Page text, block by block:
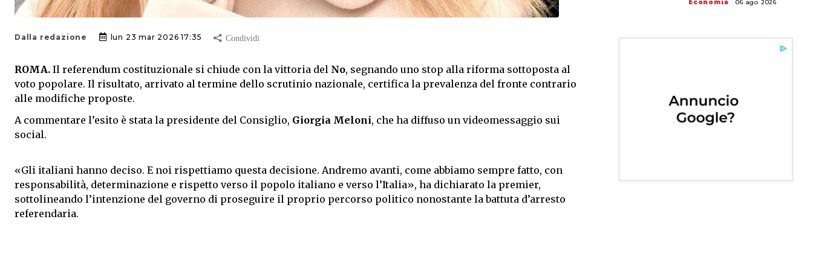
Dalla redazione lun 23 mar 2026 17:35
ROMA. Il referendum costituzionale si chiude con la vittoria del No, segnando uno stop alla riforma sottoposta al
voto popolare. Il risultato, arrivato al termine dello scrutinio nazionale, certifica la prevalenza del fronte contrario
alle modifiche proposte.
A commentare l’esito è stata la presidente del Consiglio, Giorgia Meloni, che ha diffuso un videomessaggio sui
social.
«Gli italiani hanno deciso. E noi rispettiamo questa decisione. Andremo avanti, come abbiamo sempre fatto, con
responsabilità, determinazione e rispetto verso il popolo italiano e verso l’Italia», ha dichiarato la premier,
sottolineando l’intenzione del governo di proseguire il proprio percorso politico nonostante la battuta d’arresto
referendaria.
Economia 06 ago 2026